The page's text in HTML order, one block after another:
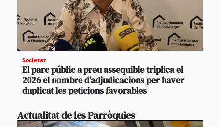
Societat
El parc públic a preu assequible triplica el
2026 el nombre d’adjudicacions per haver
duplicat les peticions favorables
Actualitat de les Parròquies